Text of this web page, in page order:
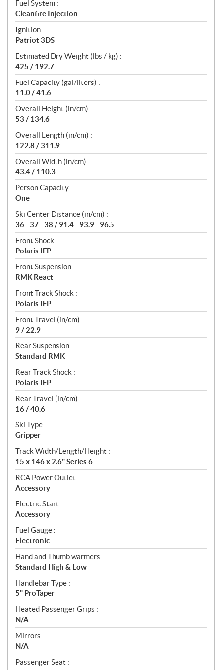
Fuel System :
Cleanfire Injection
Ignition :
Patriot 3DS
Estimated Dry Weight (lbs / kg) :
425 / 192.7
Fuel Capacity (gal/liters) :
11.0 / 41.6
Overall Height (in/cm) :
53 / 134.6
Overall Length (in/cm) :
122.8 / 311.9
Overall Width (in/cm) :
43.4 / 110.3
Person Capacity :
One
Ski Center Distance (in/cm) :
36 - 37 - 38 / 91.4 - 93.9 - 96.5
Front Shock :
Polaris IFP
Front Suspension :
RMK React
Front Track Shock :
Polaris IFP
Front Travel (in/cm) :
9 / 22.9
Rear Suspension :
Standard RMK
Rear Track Shock :
Polaris IFP
Rear Travel (in/cm) :
16 / 40.6
Ski Type :
Gripper
Track Width/Length/Height :
15 x 146 x 2.6" Series 6
RCA Power Outlet :
Accessory
Electric Start :
Accessory
Fuel Gauge :
Electronic
Hand and Thumb warmers :
Standard High & Low
Handlebar Type :
5" ProTaper
Heated Passenger Grips :
N/A
Mirrors :
N/A
Passenger Seat :